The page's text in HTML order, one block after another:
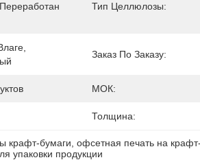
Тип Целлюлозы:
Заказ По Заказу:
МОК:
Толщина:
крафт-бумаги , офсетная печать на
упаковки продукции